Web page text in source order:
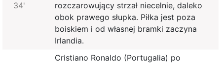
34'
rozczarowujący strzał niecelnie, daleko
obok prawego słupka. Piłka jest poza
boiskiem i od własnej bramki zaczyna
Irlandia.
Cristiano Ronaldo (Portugalia) po